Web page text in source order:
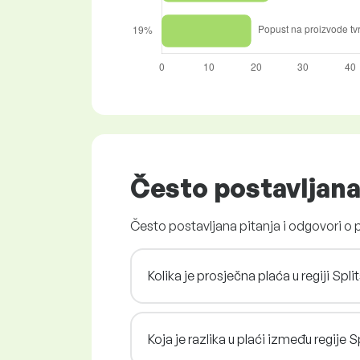
Često
Često postavljana pitanja i odgovori o
Kolika je prosječna plaća u regiji
Koja je razlika u plaći između regije